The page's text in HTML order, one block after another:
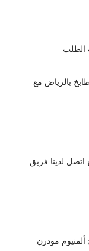
الطلب
بالرياض مع
لدينا فريق
مودرن